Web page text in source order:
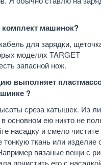
комплект машинок?
для зарядки,
моделях TARGET
запасной нож.
выполняет
?
среза катышек. Из
основном ею никто не
насадку и смело чистите
тонкую ткань или изделие
вязаные вещи с
почистить его с